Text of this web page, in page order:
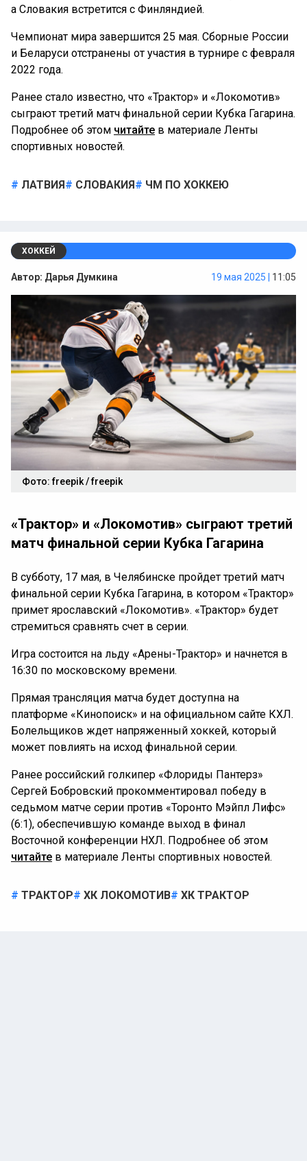
а Словакия встретится с Финляндией.
Чемпионат мира завершится 25 мая. Сборные России
и Беларуси отстранены от участия в турнире с февраля
2022 года.
Ранее стало известно, что «Трактор» и «Локомотив»
сыграют третий матч финальной серии Кубка Гагарина.
Подробнее об этом читайте в материале Ленты
спортивных новостей.
ЛАТВИЯ СЛОВАКИЯ ЧМ ПО ХОККЕЮ
ХОККЕЙ
Автор: Дарья Думкина 19 мая 2025 | 11:05
Фото: freepik / freepik
«Трактор» и «Локомотив» сыграют третий
матч финальной серии Кубка Гагарина
В субботу, 17 мая, в Челябинске пройдет третий матч
финальной серии Кубка Гагарина, в котором «Трактор»
примет ярославский «Локомотив». «Трактор» будет
стремиться сравнять счет в серии.
Игра состоится на льду «Арены-Трактор» и начнется в
16:30 по московскому времени.
Прямая трансляция матча будет доступна на
платформе «Кинопоиск» и на официальном сайте КХЛ.
Болельщиков ждет напряженный хоккей, который
может повлиять на исход финальной серии.
Ранее российский голкипер «Флориды Пантерз»
Сергей Бобровский прокомментировал победу в
седьмом матче серии против «Торонто Мэйпл Лифс»
(6:1), обеспечившую команде выход в финал
Восточной конференции НХЛ. Подробнее об этом
читайте в материале Ленты спортивных новостей.
ТРАКТОР ХК ЛОКОМОТИВ ХК ТРАКТОР